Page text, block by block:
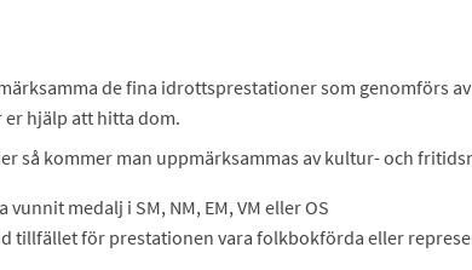
de fina idrottsprestationer som genomförs
er hjälp att hitta dom.
så kommer man uppmärksammas av kultur- och
medalj i SM, NM, EM, VM eller OS
tillfället för prestationen vara folkbokförda eller